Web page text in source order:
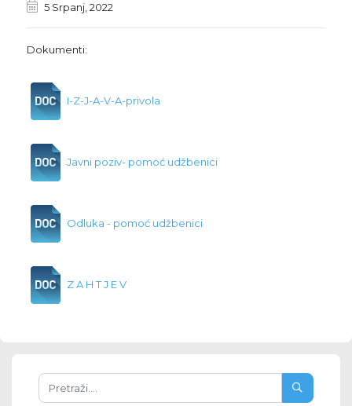
5 Srpanj, 2022
Dokumenti:
I-Z-J-A-V-A-privola
Javni poziv- pomoć udžbenici
Odluka - pomoć udžbenici
Z A H T J E V